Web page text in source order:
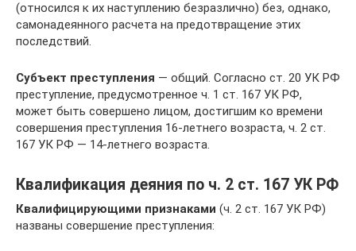
(относился к их наступлению безразлично) без, однако,
самонадеянного расчета на предотвращение этих
последствий.
Субъект преступления — общий. Согласно ст. 20 УК РФ
преступление, предусмотренное ч. 1 ст. 167 УК РФ,
может быть совершено лицом, достигшим ко времени
совершения преступления 16-летнего возраста, ч. 2 ст.
167 УК РФ — 14-летнего возраста.
Квалификация деяния по ч. 2 ст. 167 УК РФ
Квалифицирующими признаками (ч. 2 ст. 167 УК РФ)
названы совершение преступления: